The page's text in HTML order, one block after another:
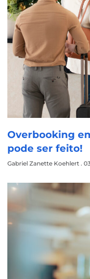
Overbooking
pode ser feito!
Gabriel Zanette Koehlert